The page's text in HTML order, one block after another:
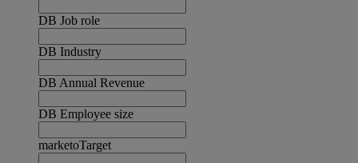
DB Job role
DB Industry
DB Annual Revenue
DB Employee size
marketoTarget